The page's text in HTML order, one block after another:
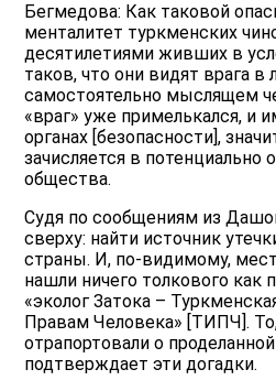
Бегмедова: Как таковой
менталитет туркменских
десятилетиями живших в
таков, что они видят врага
самостоятельно мыслящем
«враг» уже примелькался, и
органах [безопасности],
зачисляется в потенциально
общества.
Судя по сообщениям из
сверху: найти источник
страны. И, по-видимому,
нашли ничего толкового как
«эколог Затока –
Правам Человека» [ТИПЧ].
отрапортовали о
подтверждает эти догадки.